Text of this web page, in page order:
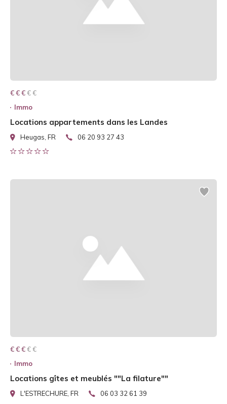
€ € € € €
€ € €
Immo
Locations appartements dans les Landes
Heugas, FR 06 20 93 27 43
€ € € € €
€ € €
Immo
Locations gîtes et meublés ""La filature""
L'ESTRECHURE, FR 06 03 32 61 39